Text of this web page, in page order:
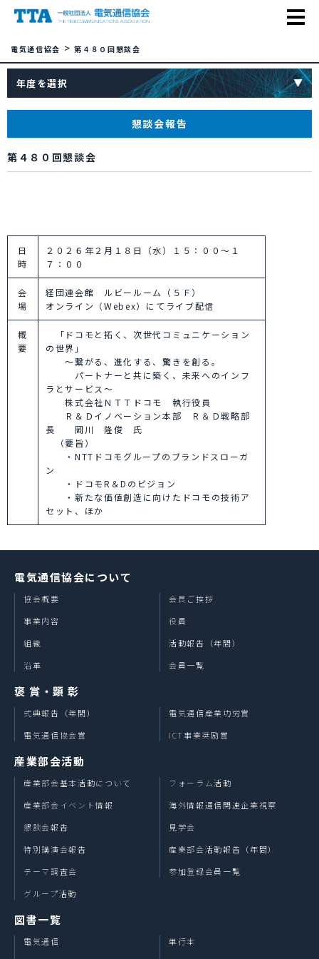
電気通信協会 >第４８０回懇談会
年度を選択
懇談会報告
第４８０回懇談会
日
時
２０２６年２月１８日（水）１５：００～１
７：００
会
場
経団連会館 ルビールーム（５Ｆ）
オンライン（Webex）にてライブ配信
概
要
「ドコモと拓く、次世代コミュニケーション
の世界」
～繋がる、進化する、驚きを創る。
パートナーと共に築く、未来へのインフ
ラとサービス～
株式会社ＮＴＴドコモ 執行役員
Ｒ＆Ｄイノベーション本部 Ｒ＆Ｄ戦略部
長 岡川 隆俊 氏
（要旨）
・NTTドコモグループのブランドスローガ
ン
・ドコモR＆Dのビジョン
・新たな価値創造に向けたドコモの技術ア
セット、ほか
電気通信協会について
協会概要
事業内容
組織
沿革
会長ご挨拶
役員
活動報告（年間）
会員一覧
褒 賞・顕 彰
式典報告（年間）
電気通信協会賞
電気通信産業功労賞
ICT事業奨励賞
産業部会活動
産業部会基本活動について
産業部会イベント情報
懇談会報告
特別講演会報告
テーマ調査会
グループ活動
フォーラム活動
海外情報通信関連企業視察
見学会
産業部会活動報告（年間）
参加登録会員一覧
図書一覧
電気通信
単行本